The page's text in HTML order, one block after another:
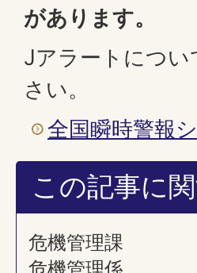
があります。
Jアラートにつ
さい。
全国瞬時警報
この記事に
危機管理課
危機管理係